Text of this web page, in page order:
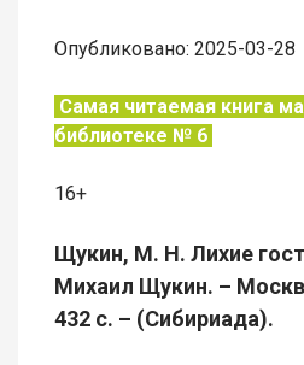
Опубликовано: 2025-03-28
Самая читаемая книга
библиотеке № 6
16+
Щукин, М. Н. Лихие
Михаил Щукин. –
432 с. – (Сибириада).